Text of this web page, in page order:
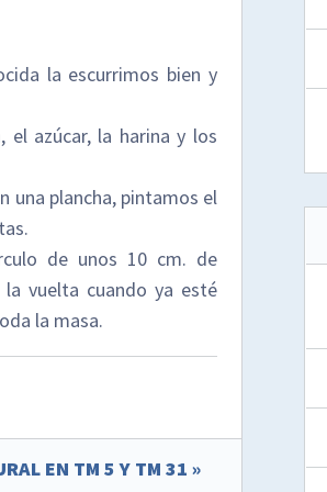
la escurrimos bien y
el azúcar, la harina y los
una plancha, pintamos el
de unos 10 cm. de
vuelta cuando ya esté
la masa.
EN TM 5 Y TM 31 »